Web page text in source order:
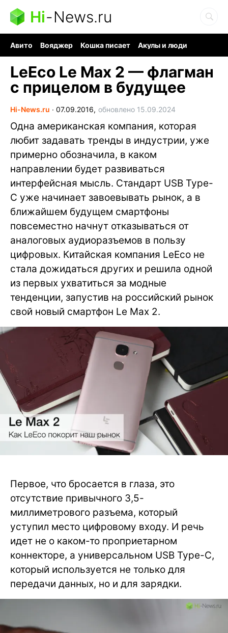
Hi-News.ru
Авито Вояджер Кошка писает
Акулы и люди
LeEco Le Max 2 — флагман
с прицелом в будущее
Hi-News.ru ∙ 07.09.2016, обновлено 15.09.2024
Одна американская компания, которая
любит задавать тренды в индустрии, уже
примерно обозначила, в каком
направлении будет развиваться
интерфейсная мысль. Стандарт USB Type-
C уже начинает завоевывать рынок, а в
ближайшем будущем смартфоны
повсеместно начнут отказываться от
аналоговых аудиоразъемов в пользу
цифровых. Китайская компания LeEco не
стала дожидаться других и решила одной
из первых ухватиться за модные
тенденции, запустив на российский рынок
свой новый смартфон Le Max 2.
Первое, что бросается в глаза, это
отсутствие привычного 3,5-
миллиметрового разъема, который
уступил место цифровому входу. И речь
идет не о каком-то проприетарном
коннекторе, а универсальном USB Type-C,
который используется не только для
передачи данных, но и для зарядки.